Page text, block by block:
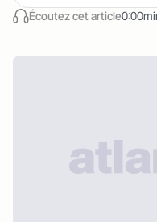
Écoutez cet article